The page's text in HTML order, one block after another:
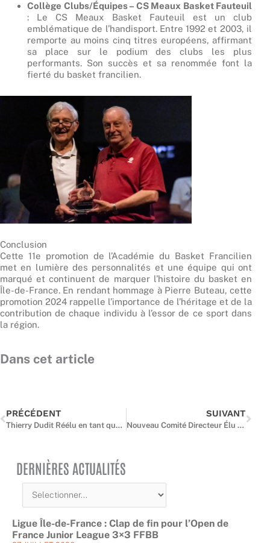
Collège Clubs/Équipes – CS Meaux Basket Fauteuil
: Le CS Meaux Basket Fauteuil est un club
emblématique de l’handisport. Entre 1992 et 2003, il
remporte au moins cinq titres européens, affirmant
sa place sur le podium des clubs les plus
performants. Son succès et sa renommée font la
fierté du basket francilien.
Conclusion
Cette 11e promotion de l’Académie du Basket Francilien
met en lumière des personnalités et une équipe qui ont
marqué et continuent de marquer l’histoire du basket en
Île-de-France. En rendant hommage à Pierre Buteau, cette
promotion 2024 rappelle l’importance de l’héritage et de la
contribution de chaque individu à l’essor de ce sport dans
la région.
Dans cet article
PRÉCÉDENT
Thierry Dudit Réélu en tant que Président de la Ligue Île-de-France de Basketball
SUIVANT
Nouveau Comité Directeur Élu à l’Assemblée Générale de la Ligue Île-de-France de Basket
DERNIÈRES ACTUALITÉS
Ligue Île-de-France : Clap de fin pour l’Open de
France Junior League 3×3 FFBB